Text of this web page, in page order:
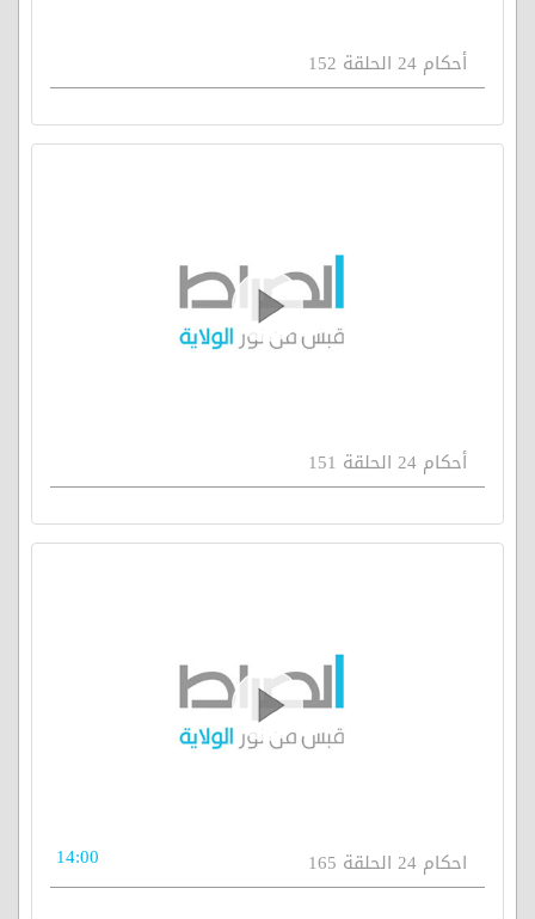
أحكام 24 الحلقة 152
أحكام 24 الحلقة 151
احكام 24 الحلقة 165 14:00